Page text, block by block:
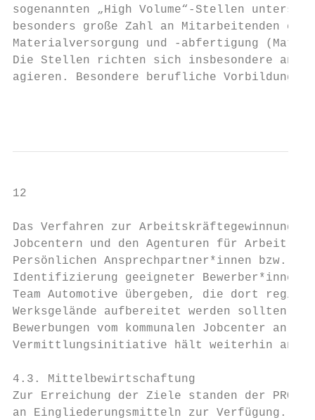
sogenannten „High Volume“-Stellen
besonders große Zahl an Mitarbeitenden
Materialversorgung und -abfertigung
Die Stellen richten sich insbesondere an
agieren. Besondere berufliche
12
Das Verfahren zur Arbeitskräftegewinnung
Jobcentern und den Agenturen für Arbeit
Persönlichen Ansprechpartner*innen bzw.
Identifizierung geeigneter Bewerber*innen.
Team Automotive übergeben, die dort
Werksgelände aufbereitet werden sollten. Im
Bewerbungen vom kommunalen Jobcenter an
Vermittlungsinitiative hält weiterhin an.
4.3. Mittelbewirtschaftung
Zur Erreichung der Ziele standen der PRO
an Eingliederungsmitteln zur Verfügung.